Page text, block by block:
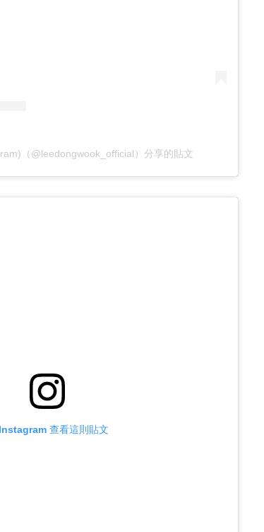
（@leedongwook_official）分享的貼文
查看這則貼文